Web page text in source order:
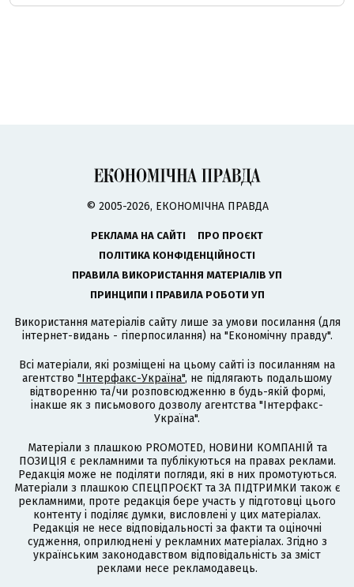
© 2005-2026, ЕКОНОМІЧНА ПРАВДА
РЕКЛАМА НА САЙТІ
ПРО ПРОЄКТ
ПОЛІТИКА КОНФІДЕНЦІЙНОСТІ
ПРАВИЛА ВИКОРИСТАННЯ МАТЕРІАЛІВ УП
ПРИНЦИПИ І ПРАВИЛА РОБОТИ УП
Використання матеріалів сайту лише за умови посилання (для
інтернет-видань - гіперпосилання) на "Економічну правду".
Всі матеріали, які розміщені на цьому сайті із посиланням на
агентство "Інтерфакс-Україна", не підлягають подальшому
відтворенню та/чи розповсюдженню в будь-якій формі,
інакше як з письмового дозволу агентства "Інтерфакс-
Україна".
Матеріали з плашкою PROMOTED, НОВИНИ КОМПАНІЙ та
ПОЗИЦІЯ є рекламними та публікуються на правах реклами.
Редакція може не поділяти погляди, які в них промотуються.
Матеріали з плашкою СПЕЦПРОЄКТ та ЗА ПІДТРИМКИ також є
рекламними, проте редакція бере участь у підготовці цього
контенту і поділяє думки, висловлені у цих матеріалах.
Редакція не несе відповідальності за факти та оціночні
судження, оприлюднені у рекламних матеріалах. Згідно з
українським законодавством відповідальність за зміст
реклами несе рекламодавець.